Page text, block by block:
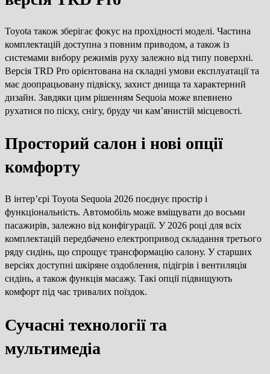
Toyota також зберігає фокус на прохідності моделі. Частина
комплектацій доступна з повним приводом, а також із
системами вибору режимів руху залежно від типу поверхні.
Версія TRD Pro орієнтована на складні умови експлуатації та
має доопрацьовану підвіску, захист днища та характерний
дизайн. Завдяки цим рішенням Sequoia може впевнено
рухатися по піску, снігу, бруду чи кам’янистій місцевості.
Просторий салон і нові опції
комфорту
В інтер’єрі Toyota Sequoia 2026 поєднує простір і
функціональність. Автомобіль може вміщувати до восьми
пасажирів, залежно від конфігурації. У 2026 році для всіх
комплектацій передбачено електропривод складання третього
ряду сидінь, що спрощує трансформацію салону. У старших
версіях доступні шкіряне оздоблення, підігрів і вентиляція
сидінь, а також функція масажу. Такі опції підвищують
комфорт під час тривалих поїздок.
Сучасні технології та
мультимедіа